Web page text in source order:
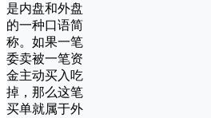
是内盘和外盘
的一种口语简
称。如果一笔
委卖被一笔资
金主动买入吃
掉，那么这笔
买单就属于外